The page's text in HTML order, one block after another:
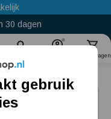
30 dagen
Winkelwagen
gebruik